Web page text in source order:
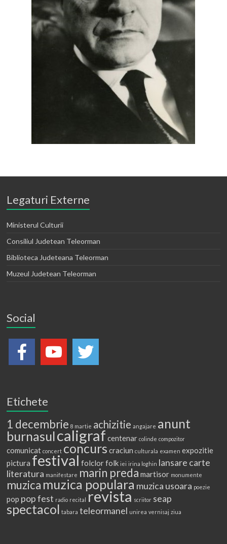
Legaturi Externe
Ministerul Culturii
Consiliul Judetean Teleorman
Biblioteca Judeteana Teleorman
Muzeul Judetean Teleorman
Social
Etichete
1 decembrie 8 martie achizitie angajare anunt
burnasulcaligraf centenar colinde compozitor
comunicat concert concurs craciun culturala examen expozitie
pictura festival folclorfolk iei irina loghin lansare carte
literatura manifestare marin preda martisor monumente
muzica muzica populara muzica usoara poezie
pop pop fest radio recital revista scriitor seap
spectacol tabara teleormanel unirea vernisaj ziua